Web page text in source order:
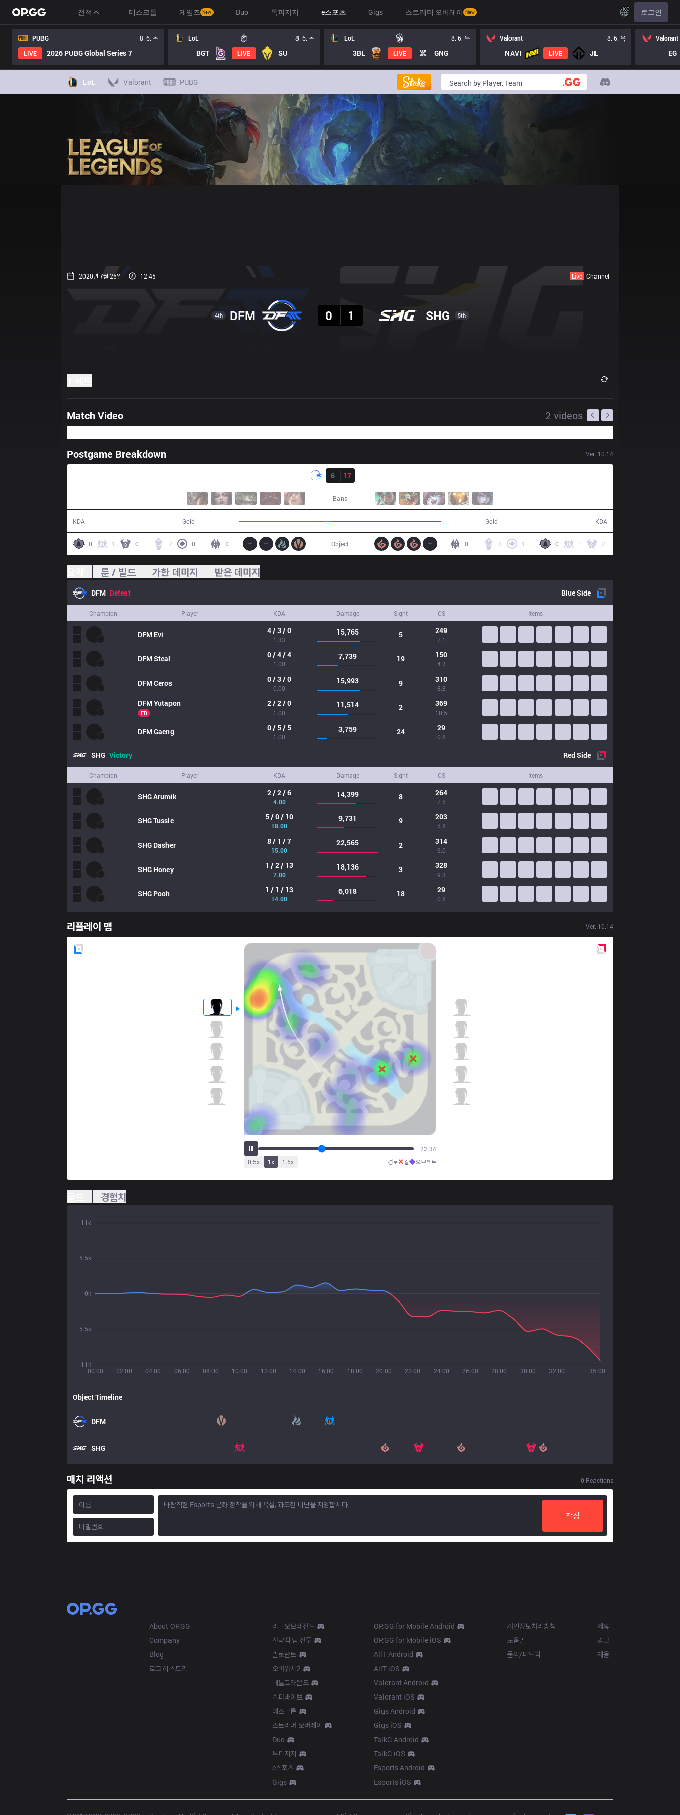
전적 데스크톱 게임즈 New Duo 톡피지지 e스포츠 Gigs 스트리머 오버레이 New KO 로그인
PUBG
8. 6. 목
LIVE
2026 PUBG Global Series 7
LoL 8. 6. 목
BGT LIVE SU
LoL 8. 6. 목
3BL LIVE GNG
Valorant 8. 6. 목
NAVI LIVE JL
Valorant
EG
LoL Valorant PUBG
2020년 7월 25일 12:45 Live Channel
4th DFM
0
1 SHG 5th
Match Video 2 videos
Postgame Breakdown Ver. 10.14
6
17
Bans
KDA Gold Gold KDA
0 1 0 2 0 0 0 1 2
8 1
0
Object
룬 / 빌드 가한 데미지 받은 데미지
DFM Defeat BlueSide
Champion Player KDA Damage Sight CS Items
DFM Evi 4 / 3 / 0
1.33
15,765 5 249
7.1
DFMSteal 0 / 4 / 4
1.00
7,739 19 150
4.3
DFMCeros 0 / 3 / 0
0.00
15,993 9 310
8.8
DFMYutapon
FB
2 / 2 / 0
1.00
11,514 2 369
10.5
DFMGaeng 0 / 5 / 5
1.00
3,759 24 29
0.8
SHG Victory RedSide
Champion Player KDA Damage Sight CS Items
SHGArumik 2 / 2 / 6
4.00
14,399 8 264
7.5
SHGTussle 5 / 0 / 10
18.00
9,731 9 203
5.8
SHG Dasher 8 / 1 / 7
15.00
22,565 2 314
9.0
SHG Honey 1 / 2 / 13
7.00
18,136 3 328
9.3
SHG Pooh 1 / 1 / 13
14.00
6,018 18 29
0.8
리플레이 맵 Ver. 10.14
27:34
0.5x 1x 1.5x 경로✕킬◆오브젝트
경험치
00:00 02:00 04:00 06:00 08:00 10:00 12:00 14:00 16:00 18:00 20:00 22:00 24:00 26:00 28:00 30:00 32:00 35:00
11k
5.5k
0k
5.5k
11k
Object Timeline
DFM
SHG
매치 리액션 0 Reactions
작성
About OP.GG
Company
Blog
로고 히스토리
리그오브레전드
전략적 팀 전투
발로란트
오버워치2
배틀그라운드
슈퍼바이브
데스크톱
스트리머 오버레이
Duo
톡피지지
e스포츠
Gigs
OP.GG for Mobile Android
OP.GG for Mobile iOS
AllT Android
AllT iOS
Valorant Android
Valorant iOS
Gigs Android
Gigs iOS
TalkG Android
TalkG iOS
Esports Android
Esports iOS
개인정보처리방침
도움말
문의/피드백
제휴
광고
채용